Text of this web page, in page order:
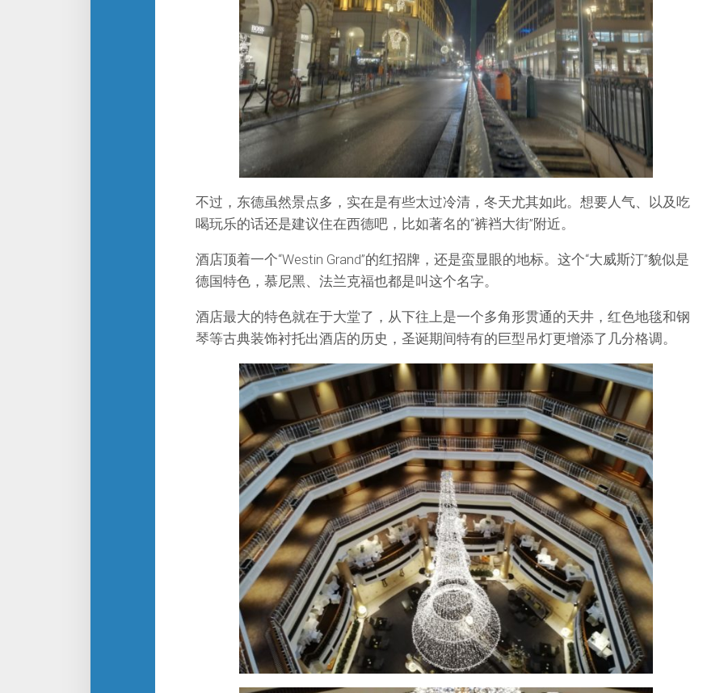
不过，东德虽然景点多，实在是有些太过冷清，冬天尤其如此。想要人气、以及吃
喝玩乐的话还是建议住在西德吧，比如著名的“裤裆大街”附近。
酒店顶着一个“Westin Grand”的红招牌，还是蛮显眼的地标。这个“大威斯汀”貌似是
德国特色，慕尼黑、法兰克福也都是叫这个名字。
酒店最大的特色就在于大堂了，从下往上是一个多角形贯通的天井，红色地毯和钢
琴等古典装饰衬托出酒店的历史，圣诞期间特有的巨型吊灯更增添了几分格调。